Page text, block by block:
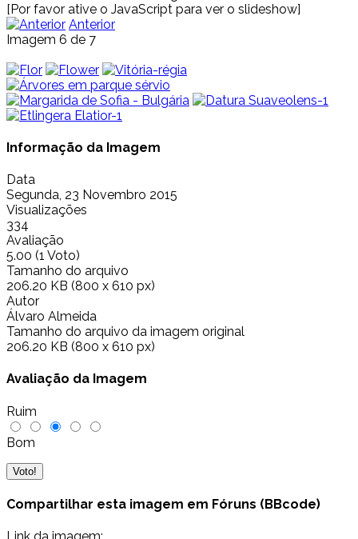
[Por favor ative o JavaScript para ver o slideshow]
Anterior
Imagem 6 de 7
Informação da Imagem
Data
Segunda, 23 Novembro 2015
Visualizações
334
Avaliação
5.00 (1 Voto)
Tamanho do arquivo
206.20 KB (800 x 610 px)
Autor
Álvaro Almeida
Tamanho do arquivo da imagem original
206.20 KB (800 x 610 px)
Avaliação da Imagem
Ruim
Bom
Compartilhar esta imagem em Fóruns (BBcode)